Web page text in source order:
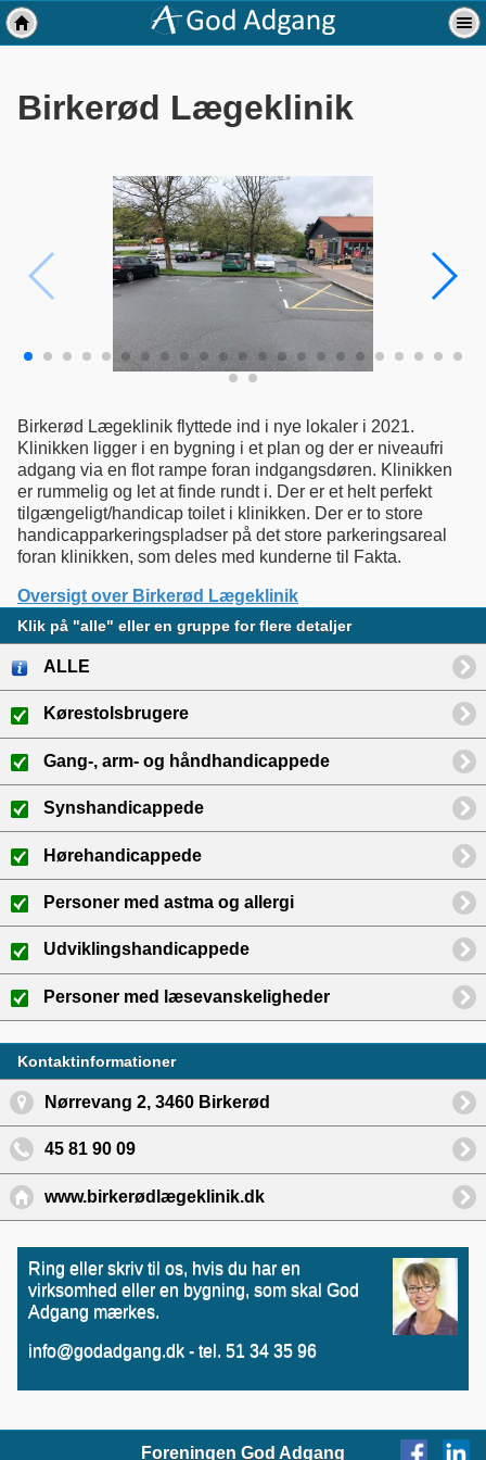
Birkerød Lægeklinik
Birkerød Lægeklinik flyttede ind i nye lokaler i 2021.
Klinikken ligger i en bygning i et plan og der er niveaufri
adgang via en flot rampe foran indgangsdøren. Klinikken
er rummelig og let at finde rundt i. Der er et helt perfekt
tilgængeligt/handicap toilet i klinikken. Der er to store
handicapparkeringspladser på det store parkeringsareal
foran klinikken, som deles med kunderne til Fakta.
Oversigt over Birkerød Lægeklinik
Klik på "alle" eller en gruppe for flere detaljer
ALLE
Kørestolsbrugere
Gang-, arm- og håndhandicappede
Synshandicappede
Hørehandicappede
Personer med astma og allergi
Udviklingshandicappede
Personer med læsevanskeligheder
Kontaktinformationer
Nørrevang 2, 3460 Birkerød
45 81 90 09
www.birkerødlægeklinik.dk
Ring eller skriv til os, hvis du har en
virksomhed eller en bygning, som skal God
Adgang mærkes.
info@godadgang.dk - tel. 51 34 35 96
Foreningen God Adgang